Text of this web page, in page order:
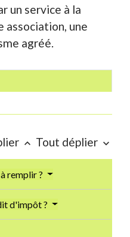
un service à la
association, une
agréé.
keyboard_arrow_up Tout déplier keyboard_arrow_down
remplir ?
d'impôt ?